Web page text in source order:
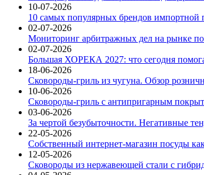
10-07-2026
10 самых популярных брендов импортной
02-07-2026
Мониторинг арбитражных дел на рынке
02-07-2026
Большая ХОРЕКА 2027: что сегодня
18-06-2026
Сковороды-гриль из чугуна. Обзор
10-06-2026
Сковороды-гриль с антипригарным
03-06-2026
За чертой безубыточности. Негативные
22-05-2026
Собственный интернет-магазин посуды
12-05-2026
Сковороды из нержавеющей стали с